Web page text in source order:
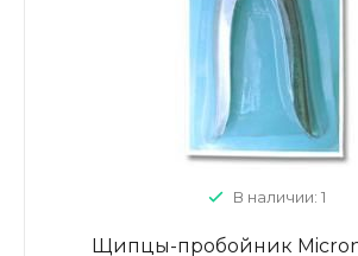
В наличии: 1
Щипцы-пробойник Micron